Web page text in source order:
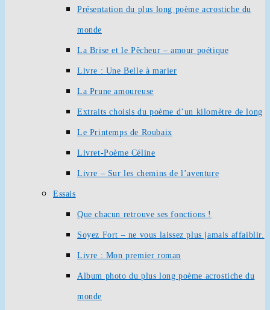
Présentation du plus long poème acrostiche du
monde
La Brise et le Pêcheur – amour poétique
Livre : Une Belle à marier
La Prune amoureuse
Extraits choisis du poème d’un kilomètre de long
Le Printemps de Roubaix
Livret-Poème Céline
Livre – Sur les chemins de l’aventure
Essais
Que chacun retrouve ses fonctions !
Soyez Fort – ne vous laissez plus jamais affaiblir.
Livre : Mon premier roman
Album photo du plus long poème acrostiche du
monde